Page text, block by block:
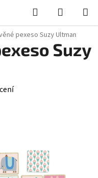
Hledat
KOŠÍK
pexeso Suzy Ultman
Suzy